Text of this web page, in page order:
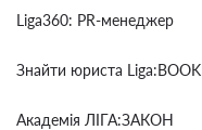
Liga360: PR-менеджер
Знайти юриста Liga:BOOK
Академія ЛІГА:ЗАКОН